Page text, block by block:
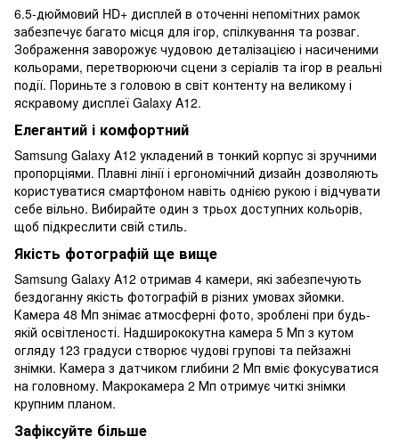
6.5-дюймовий HD+ дисплей в оточенні непомітних рамок
забезпечує багато місця для ігор, спілкування та розваг.
Зображення заворожує чудовою деталізацією і насиченими
кольорами, перетворюючи сцени з серіалів та ігор в реальні
події. Пориньте з головою в світ контенту на великому і
яскравому дисплеї Galaxy A12.
Елегантий і комфортний
Samsung Galaxy A12 укладений в тонкий корпус зі зручними
пропорціями. Плавні лінії і ергономічний дизайн дозволяють
користуватися смартфоном навіть однією рукою і відчувати
себе вільно. Вибирайте один з трьох доступних кольорів,
щоб підкреслити свій стиль.
Якість фотографій ще вище
Samsung Galaxy A12 отримав 4 камери, які забезпечують
бездоганну якість фотографій в різних умовах зйомки.
Камера 48 Мп знімає атмосферні фото, зроблені при будь-
якій освітленості. Надширококутна камера 5 Мп з кутом
огляду 123 градуси створює чудові групові та пейзажні
знімки. Камера з датчиком глибини 2 Мп вміє фокусуватися
на головному. Макрокамера 2 Мп отримує читкі знімки
крупним планом.
Зафіксуйте більше